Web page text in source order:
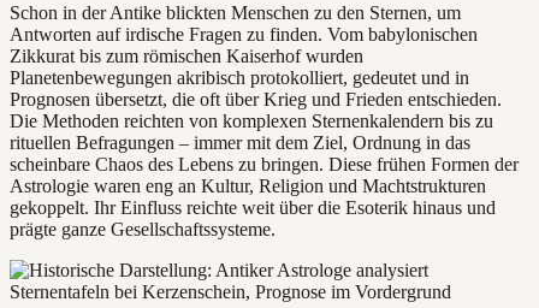
Schon in der Antike blickten Menschen zu den Sternen, um
Antworten auf irdische Fragen zu finden. Vom babylonischen
Zikkurat bis zum römischen Kaiserhof wurden
Planetenbewegungen akribisch protokolliert, gedeutet und in
Prognosen übersetzt, die oft über Krieg und Frieden entschieden.
Die Methoden reichten von komplexen Sternenkalendern bis zu
rituellen Befragungen – immer mit dem Ziel, Ordnung in das
scheinbare Chaos des Lebens zu bringen. Diese frühen Formen der
Astrologie waren eng an Kultur, Religion und Machtstrukturen
gekoppelt. Ihr Einfluss reichte weit über die Esoterik hinaus und
prägte ganze Gesellschaftssysteme.